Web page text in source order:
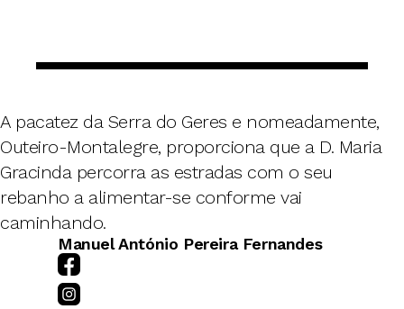
A pacatez da Serra do Geres e nomeadamente,
Outeiro-Montalegre, proporciona que a D. Maria
Gracinda percorra as estradas com o seu
rebanho a alimentar-se conforme vai
caminhando.
Manuel António Pereira Fernandes